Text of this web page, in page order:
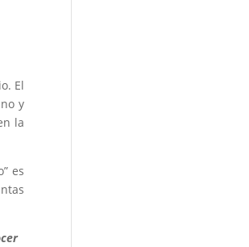
El
y
la
es